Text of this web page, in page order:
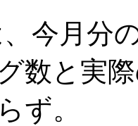
今月分
数と実
ず。